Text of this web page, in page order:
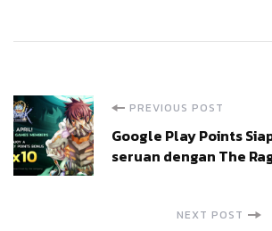
Post
Navigation
PREVIOUS POST
Google Play Points
seruan dengan The
NEXT POST